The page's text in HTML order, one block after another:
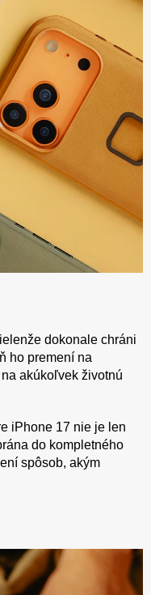
dokonale chráni
ho premení na
akúkoľvek životnú
iPhone 17 nie je len
do kompletného
spôsob, akým